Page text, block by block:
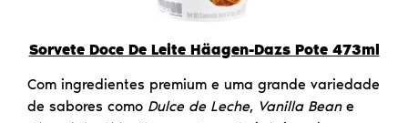
Sorvete Doce De Leite Häagen-Dazs Pote 473ml
Com ingredientes premium e uma grande variedade
de sabores como Dulce de Leche, Vanilla Beane